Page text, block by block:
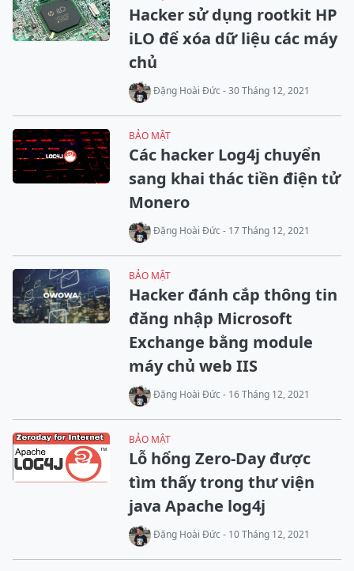
Hacker sử dụng rootkit HP
iLO để xóa dữ liệu các máy
chủ
Đặng Hoài Đức - 30 Tháng 12, 2021
BẢO MẬT
Các hacker Log4j chuyển
sang khai thác tiền điện tử
Monero
Đặng Hoài Đức - 17 Tháng 12, 2021
BẢO MẬT
Hacker đánh cắp thông tin
đăng nhập Microsoft
Exchange bằng module
máy chủ web IIS
Đặng Hoài Đức - 16 Tháng 12, 2021
BẢO MẬT
Lỗ hổng Zero-Day được
tìm thấy trong thư viện
java Apache log4j
Đặng Hoài Đức - 10 Tháng 12, 2021